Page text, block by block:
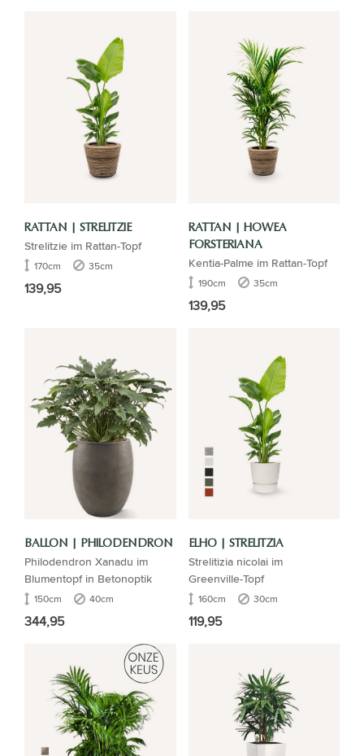
RATTAN | STRELITZIE
Strelitzie im Rattan-Topf
170cm 35cm
139,95
RATTAN | HOWEA
FORSTERIANA
Kentia-Palme im Rattan-Topf
190cm 35cm
139,95
BALLON | PHILODENDRON
Philodendron Xanadu im
Blumentopf in Betonoptik
150cm 40cm
344,95
ELHO | STRELITZIA
Strelitizia nicolai im
Greenville-Topf
160cm 30cm
119,95